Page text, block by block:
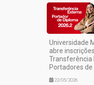
Universidade
abre
Transferência
Portadores de
22/05/2026